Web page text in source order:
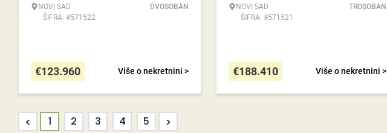
NOVI SAD
ŠIFRA: #571522
DVOSOBAN
Više o nekretnini >
€123.960
NOVI SAD
ŠIFRA: #571521
TROSOBAN
Više o nekretnini >
€188.410
< 1 2 3 4 5 >